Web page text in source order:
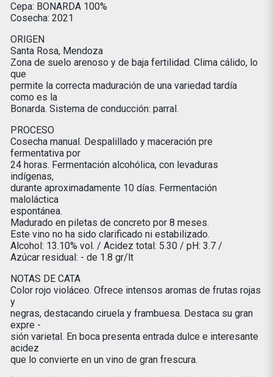
Cepa: BONARDA 100%
Cosecha: 2021
ORIGEN
Santa Rosa, Mendoza
Zona de suelo arenoso y de baja fertilidad. Clima cálido, lo
que
permite la correcta maduración de una variedad tardía
como es la
Bonarda. Sistema de conducción: parral.
PROCESO
Cosecha manual. Despalillado y maceración pre
fermentativa por
24 horas. Fermentación alcohólica, con levaduras
indígenas,
durante aproximadamente 10 días. Fermentación
maloláctica
espontánea.
Madurado en piletas de concreto por 8 meses.
Este vino no ha sido clarificado ni estabilizado.
Alcohol: 13.10% vol. / Acidez total: 5.30 / pH: 3.7 /
Azúcar residual: - de 1.8 gr/lt
NOTAS DE CATA
Color rojo violáceo. Ofrece intensos aromas de frutas rojas
y
negras, destacando ciruela y frambuesa. Destaca su gran
expre -
sión varietal. En boca presenta entrada dulce e interesante
acidez
que lo convierte en un vino de gran frescura.